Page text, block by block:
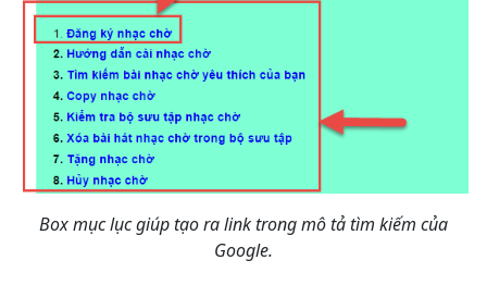
Box mục lục giúp tạo ra link trong mô tả tìm kiếm của
Google.